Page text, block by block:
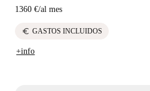
1360 €/al mes
euro GASTOS INCLUIDOS
+info